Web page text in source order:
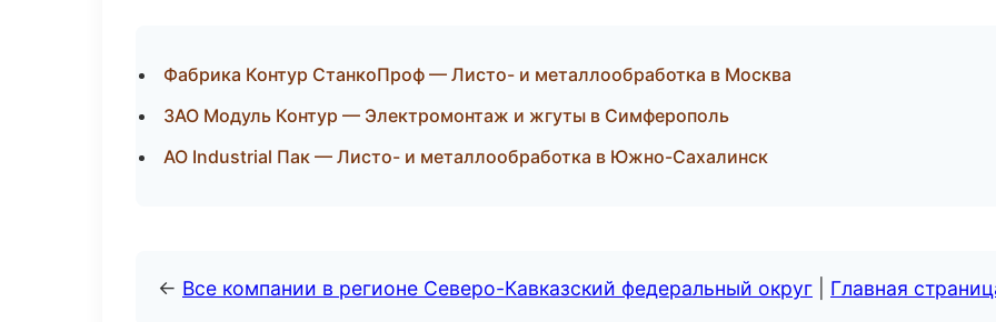
Фабрика Контур СтанкоПроф — Листо- и металлообработка в Москва
ЗАО Модуль Контур — Электромонтаж и жгуты в Симферополь
АО Industrial Пак — Листо- и металлообработка в Южно-Сахалинск
← Все компании в регионе Северо-Кавказский федеральный округ Главная